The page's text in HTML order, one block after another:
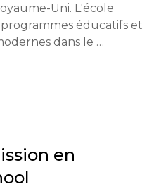
Uni. L'école
éducatifs et
dans le
académique
et de
Les méthodes
en